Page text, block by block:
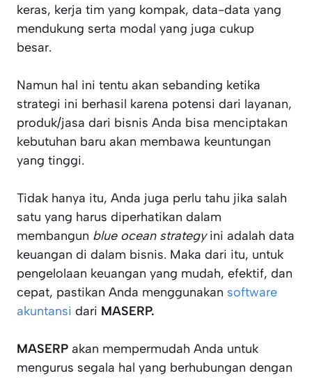
keras, kerja tim yang kompak, data-data yang
mendukung serta modal yang juga cukup
besar.
Namun hal ini tentu akan sebanding ketika
strategi ini berhasil karena potensi dari layanan,
produk/jasa dari bisnis Anda bisa menciptakan
kebutuhan baru akan membawa keuntungan
yang tinggi.
Tidak hanya itu, Anda juga perlu tahu jika salah
satu yang harus diperhatikan dalam
membangun blue ocean strategyini adalah data
keuangan di dalam bisnis. Maka dari itu, untuk
pengelolaan keuangan yang mudah, efektif, dan
cepat, pastikan Anda menggunakan software
akuntansi dari MASERP.
MASERP akan mempermudah Anda untuk
mengurus segala hal yang berhubungan dengan